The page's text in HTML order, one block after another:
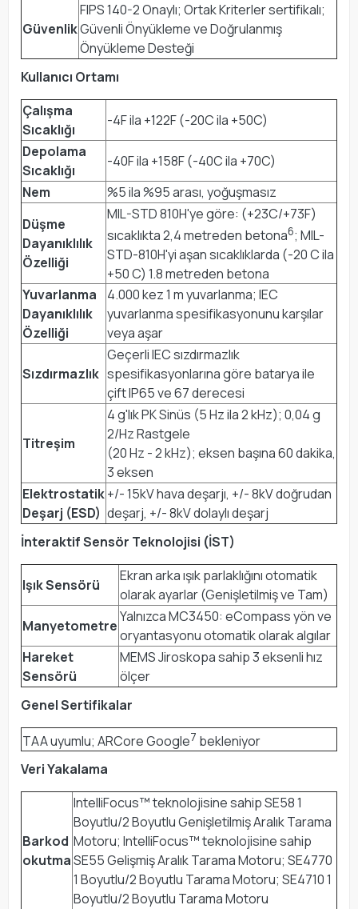
Güvenlik
FIPS 140-2 Onaylı; Ortak Kriterler sertifikalı;
Güvenli Önyükleme ve Doğrulanmış
Önyükleme Desteği
Kullanıcı Ortamı
Çalışma
Sıcaklığı
-4F ila +122F (-20C ila +50C)
Depolama
Sıcaklığı
-40F ila +158F (-40C ila +70C)
Nem
%5 ila %95 arası, yoğuşmasız
Düşme
Dayanıklılık
Özelliği
MIL-STD 810H'ye göre: (+23C/+73F)
sıcaklıkta 2,4 metreden betona6; MIL-
STD-810H'yi aşan sıcaklıklarda (-20 C ila
+50 C) 1.8 metreden betona
Yuvarlanma
Dayanıklılık
Özelliği
4.000 kez 1 m yuvarlanma; IEC
yuvarlanma spesifikasyonunu karşılar
veya aşar
Sızdırmazlık
Geçerli IEC sızdırmazlık
spesifikasyonlarına göre batarya ile
çift IP65 ve 67 derecesi
Titreşim
4 g'lık PK Sinüs (5 Hz ila 2 kHz); 0,04 g
2/Hz Rastgele
(20 Hz - 2 kHz); eksen başına 60 dakika,
3 eksen
Elektrostatik
Deşarj (ESD)
+/- 15kV hava deşarjı, +/- 8kV doğrudan
deşarj, +/- 8kV dolaylı deşarj
İnteraktif Sensör Teknolojisi (İST)
Işık Sensörü
Ekran arka ışık parlaklığını otomatik
olarak ayarlar (Genişletilmiş ve Tam)
Manyetometre
Yalnızca MC3450: eCompass yön ve
oryantasyonu otomatik olarak algılar
Hareket
Sensörü
MEMS Jiroskopa sahip 3 eksenli hız
ölçer
Genel Sertifikalar
TAA uyumlu; ARCore Google7 bekleniyor
Veri Yakalama
Barkod
okutma
IntelliFocus™ teknolojisine sahip SE58 1
Boyutlu/2 Boyutlu Genişletilmiş Aralık Tarama
Motoru; IntelliFocus™ teknolojisine sahip
SE55 Gelişmiş Aralık Tarama Motoru; SE4770
1 Boyutlu/2 Boyutlu Tarama Motoru; SE4710 1
Boyutlu/2 Boyutlu Tarama Motoru